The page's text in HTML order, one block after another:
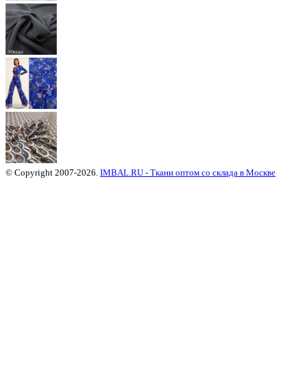
© Copyright 2007-2026. IMBAL.RU - Ткани оптом со склада в Москве